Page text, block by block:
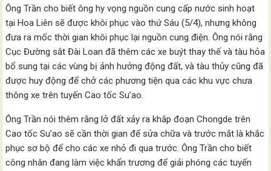
Ông Trần cho biết ông hy vọng nguồn cung cấp nước sinh hoạt
tại Hoa Liên sẽ được khôi phục vào thứ Sáu (5/4), nhưng không
đưa ra mốc thời gian khôi phục lại nguồn cung điện. Ông nói rằng
Cục Đường sắt Đài Loan đã thêm các xe buýt thay thế và tàu hỏa
bổ sung tại các vùng bị ảnh hưởng động đất, và tàu thủy cũng đã
được huy động để chở các phương tiện qua các khu vực chưa
thông xe trên tuyến Cao tốc Su’ao.
Ông Trần nói thêm rằng lở đất xảy ra khắp đoạn Chongde trên
Cao tốc Su’ao sẽ cần thời gian để sửa chữa và trước mắt là khắc
phục sơ bộ để cho các xe nhỏ đi qua trước. Ông Trần cho biết
công nhân đang làm việc khẩn trương để giải phóng các tuyến